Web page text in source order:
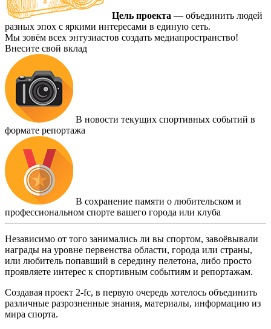
Цель проекта — объединить людей
разных эпох с яркими интересами в единую сеть.
Мы зовём всех энтузиастов создать медиапространство!
Внесите свой вклад
В новости текущих спортивных событий в
формате репортажа
В сохранение памяти о любительском и
профессиональном спорте вашего города или клуба
Независимо от того занимались ли вы спортом, завоёвывали
награды на уровне первенства области, города или страны,
или любитель попавший в середину пелетона, либо просто
проявляете интерес к спортивным событиям и репортажам.
Создавая проект 2-fc, в первую очередь хотелось объединить
различные разрозненные знания, материалы, информацию из
мира спорта.